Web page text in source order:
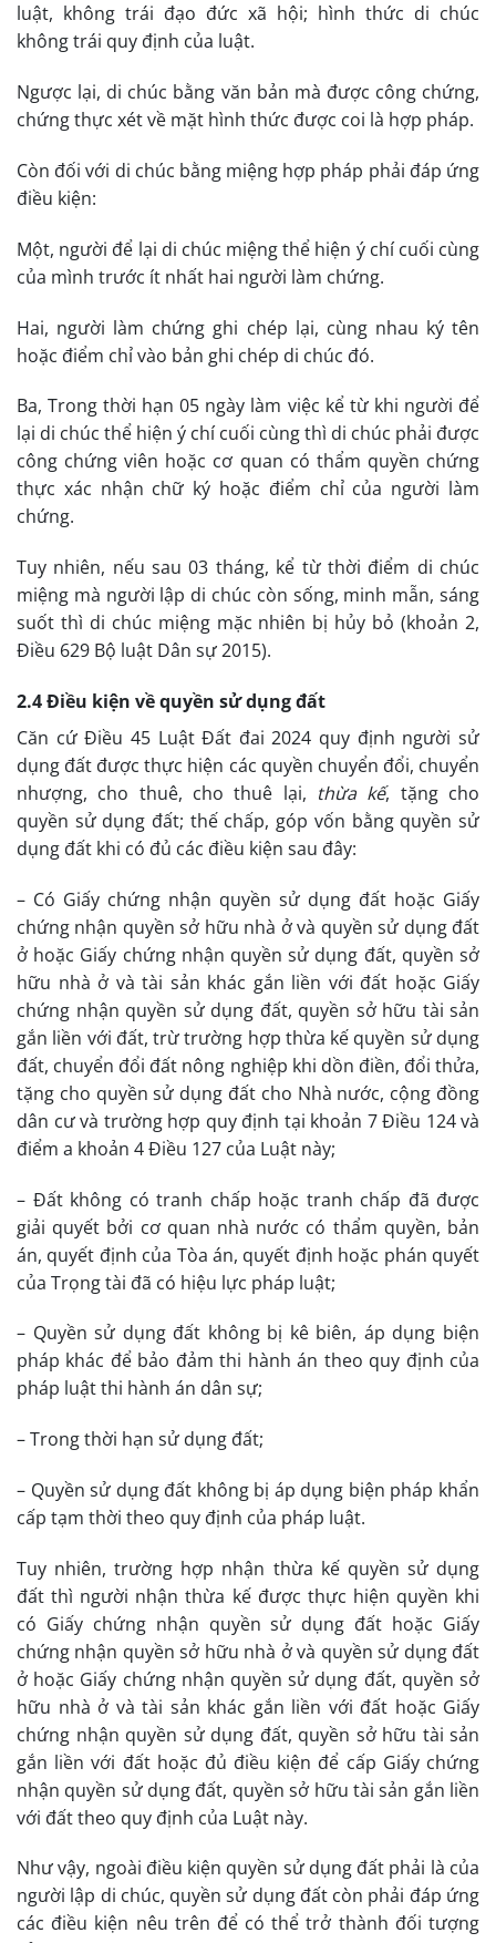
luật, không trái đạo đức xã hội; hình thức di chúc
không trái quy định của luật.
Ngược lại, di chúc bằng văn bản mà được công chứng,
chứng thực xét về mặt hình thức được coi là hợp pháp.
Còn đối với di chúc bằng miệng hợp pháp phải đáp ứng
điều kiện:
Một, người để lại di chúc miệng thể hiện ý chí cuối cùng
của mình trước ít nhất hai người làm chứng.
Hai, người làm chứng ghi chép lại, cùng nhau ký tên
hoặc điểm chỉ vào bản ghi chép di chúc đó.
Ba, Trong thời hạn 05 ngày làm việc kể từ khi người để
lại di chúc thể hiện ý chí cuối cùng thì di chúc phải được
công chứng viên hoặc cơ quan có thẩm quyền chứng
thực xác nhận chữ ký hoặc điểm chỉ của người làm
chứng.
Tuy nhiên, nếu sau 03 tháng, kể từ thời điểm di chúc
miệng mà người lập di chúc còn sống, minh mẫn, sáng
suốt thì di chúc miệng mặc nhiên bị hủy bỏ (khoản 2,
Điều 629 Bộ luật Dân sự 2015).
2.4 Điều kiện về quyền sử dụng đất
Căn cứ Điều 45 Luật Đất đai 2024 quy định người sử
dụng đất được thực hiện các quyền chuyển đổi, chuyển
nhượng, cho thuê, cho thuê lại, thừa kế, tặng cho
quyền sử dụng đất; thế chấp, góp vốn bằng quyền sử
dụng đất khi có đủ các điều kiện sau đây:
– Có Giấy chứng nhận quyền sử dụng đất hoặc Giấy
chứng nhận quyền sở hữu nhà ở và quyền sử dụng đất
ở hoặc Giấy chứng nhận quyền sử dụng đất, quyền sở
hữu nhà ở và tài sản khác gắn liền với đất hoặc Giấy
chứng nhận quyền sử dụng đất, quyền sở hữu tài sản
gắn liền với đất, trừ trường hợp thừa kế quyền sử dụng
đất, chuyển đổi đất nông nghiệp khi dồn điền, đổi thửa,
tặng cho quyền sử dụng đất cho Nhà nước, cộng đồng
dân cư và trường hợp quy định tại khoản 7 Điều 124 và
điểm a khoản 4 Điều 127 của Luật này;
– Đất không có tranh chấp hoặc tranh chấp đã được
giải quyết bởi cơ quan nhà nước có thẩm quyền, bản
án, quyết định của Tòa án, quyết định hoặc phán quyết
của Trọng tài đã có hiệu lực pháp luật;
– Quyền sử dụng đất không bị kê biên, áp dụng biện
pháp khác để bảo đảm thi hành án theo quy định của
pháp luật thi hành án dân sự;
– Trong thời hạn sử dụng đất;
– Quyền sử dụng đất không bị áp dụng biện pháp khẩn
cấp tạm thời theo quy định của pháp luật.
Tuy nhiên, trường hợp nhận thừa kế quyền sử dụng
đất thì người nhận thừa kế được thực hiện quyền khi
có Giấy chứng nhận quyền sử dụng đất hoặc Giấy
chứng nhận quyền sở hữu nhà ở và quyền sử dụng đất
ở hoặc Giấy chứng nhận quyền sử dụng đất, quyền sở
hữu nhà ở và tài sản khác gắn liền với đất hoặc Giấy
chứng nhận quyền sử dụng đất, quyền sở hữu tài sản
gắn liền với đất hoặc đủ điều kiện để cấp Giấy chứng
nhận quyền sử dụng đất, quyền sở hữu tài sản gắn liền
với đất theo quy định của Luật này.
Như vậy, ngoài điều kiện quyền sử dụng đất phải là của
người lập di chúc, quyền sử dụng đất còn phải đáp ứng
các điều kiện nêu trên để có thể trở thành đối tượng